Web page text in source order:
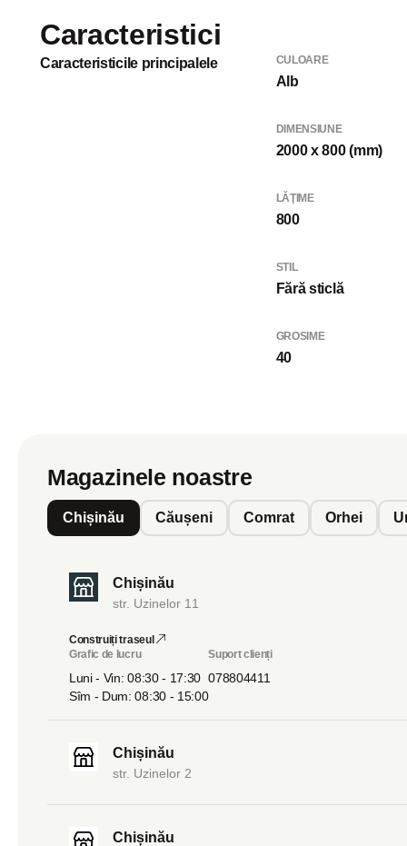
Caracteristici
Caracteristicile principalele CULOARE
Alb
DIMENSIUNE
2000 x 800 (mm)
LĂŢIME
800
STIL
Fără sticlă
GROSIME
40
Magazinele noastre
Chișinău Căușeni Comrat Orhei
Chișinău
str. Uzinelor 11
Construiți traseul
Grafic de lucru
Luni - Vin: 08:30 - 17:30
Sîm - Dum: 08:30 - 15:00
Suport clienți
078804411
Chișinău
str. Uzinelor 2
Chișinău